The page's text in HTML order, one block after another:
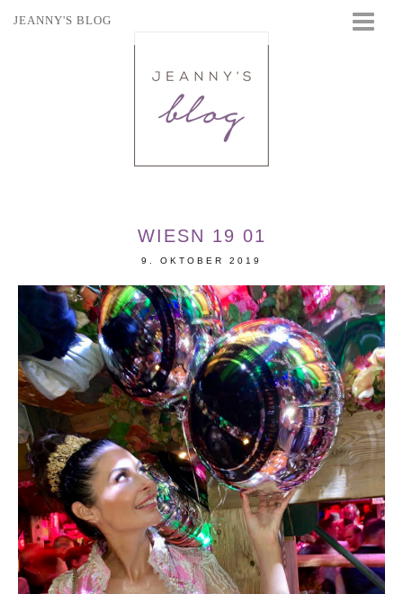
JEANNY'S BLOG
WIESN 19 01
9. OKTOBER 2019